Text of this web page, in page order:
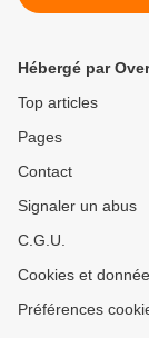
non sans
Hébergé par
Top articles
Pages
Contact
Signaler un abus
C.G.U.
Cookies et
Préférences